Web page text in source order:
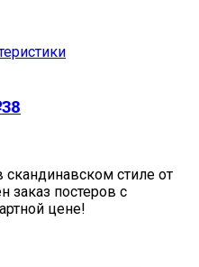
стиле от
заказ постеров с
цене!